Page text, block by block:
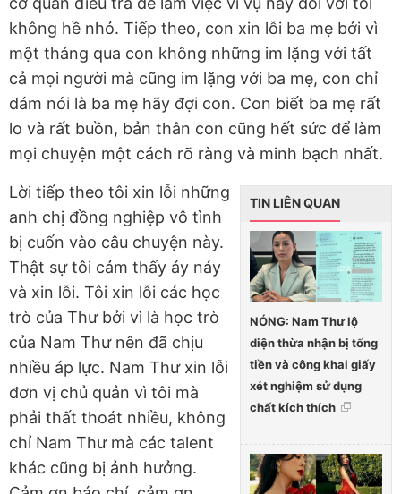
không hề nhỏ. Tiếp theo, con xin lỗi ba mẹ bởi vì
một tháng qua con không những im lặng với tất
cả mọi người mà cũng im lặng với ba mẹ, con chỉ
dám nói là ba mẹ hãy đợi con. Con biết ba mẹ rất
lo và rất buồn, bản thân con cũng hết sức để làm
mọi chuyện một cách rõ ràng và minh bạch nhất.
TIN LIÊN QUAN
NÓNG: Nam Thư lộ
diện thừa nhận bị tống
tiền và công khai giấy
xét nghiệm sử dụng
chất kích thích
Lời tiếp theo tôi xin lỗi những
anh chị đồng nghiệp vô tình
bị cuốn vào câu chuyện này.
Thật sự tôi cảm thấy áy náy
và xin lỗi. Tôi xin lỗi các học
trò của Thư bởi vì là học trò
của Nam Thư nên đã chịu
nhiều áp lực. Nam Thư xin lỗi
đơn vị chủ quản vì tôi mà
phải thất thoát nhiều, không
chỉ Nam Thư mà các talent
khác cũng bị ảnh hưởng.